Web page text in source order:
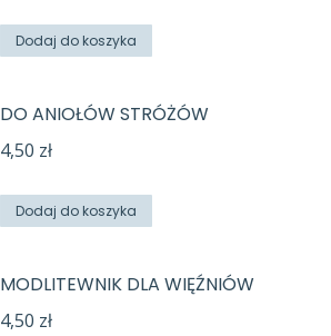
Dodaj do koszyka
DO ANIOŁÓW STRÓŻÓW
4,50 zł
Dodaj do koszyka
MODLITEWNIK DLA WIĘŹNIÓW
4,50 zł